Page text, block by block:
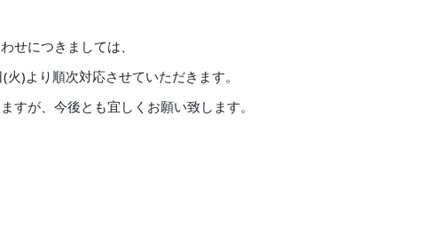
せにつきましては、
)より順次対応させていただきます。
すが、今後とも宜しくお願い致します。